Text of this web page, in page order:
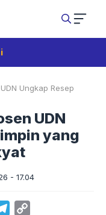
Ungkap Resep
UDN
yang
- 17.04
Telegram